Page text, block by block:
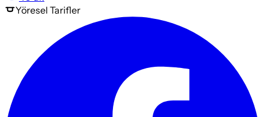
Yöresel Tarifler